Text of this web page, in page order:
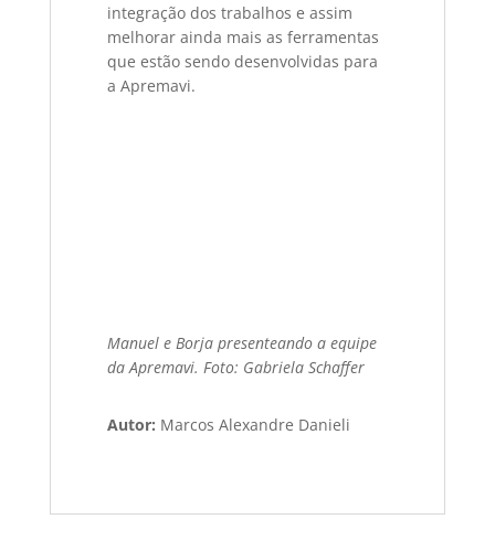
integração dos trabalhos e assim
melhorar ainda mais as ferramentas
que estão sendo desenvolvidas para
a Apremavi.
Manuel e Borja presenteando a equipe
da Apremavi. Foto: Gabriela Schaffer
Autor: Marcos Alexandre Danieli